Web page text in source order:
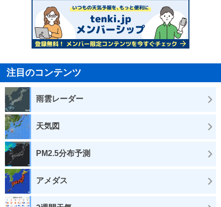
注目のコンテンツ
雨雲レーダー
天気図
PM2.5分布予測
アメダス